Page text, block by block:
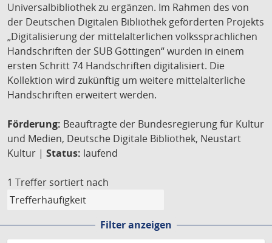
Universalbibliothek zu ergänzen. Im Rahmen des von
der Deutschen Digitalen Bibliothek geförderten Projekts
„Digitalisierung der mittelalterlichen volkssprachlichen
Handschriften der SUB Göttingen“ wurden in einem
ersten Schritt 74 Handschriften digitalisiert. Die
Kollektion wird zukünftig um weitere mittelalterliche
Handschriften erweitert werden.
Förderung: Beauftragte der Bundesregierung für Kultur
und Medien, Deutsche Digitale Bibliothek, Neustart
Kultur | Status: laufend
1 Treffer sortiert nach
Filter anzeigen